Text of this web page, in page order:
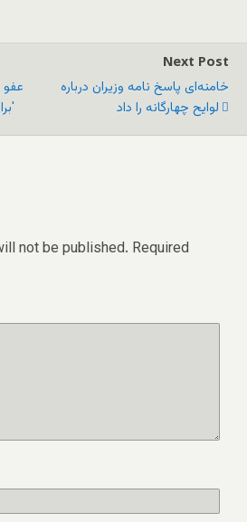
برای ایران با بازداشت ۷۰۰۰ نفر'
Next Post
خامنه‌ای پاسخ نامه وزیران درباره
لوایح چهارگانه را داد
not be published. Required